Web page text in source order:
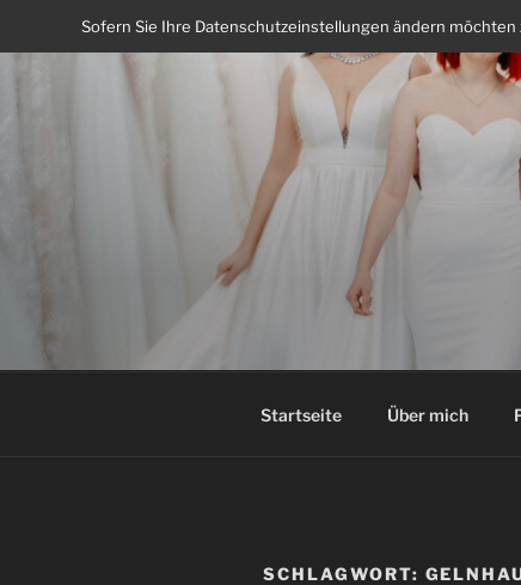
Startseite Über mich
SCHLAGWORT:
Sofern Sie Ihre Datenschutzeinstellungen ändern